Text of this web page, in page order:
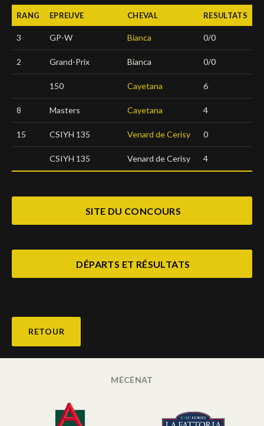
Deutsch
RANG EPREUVE CHEVAL RESULTATS
3 GP-W Bianca 0/0
2 Grand-Prix Bianca 0/0
150 Cayetana 6
8 Masters Cayetana 4
15 CSIYH 135 Venard de Cerisy 0
CSIYH 135 Venard de Cerisy 4
SITE DU CONCOURS
DÉPARTS ET RÉSULTATS
RETOUR
MÉCÉNAT